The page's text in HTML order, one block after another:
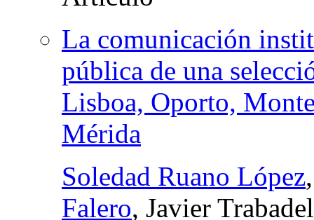
La comunicación
pública de una
Lisboa, Oporto,
Mérida
Soledad Ruano López
Falero, Javier